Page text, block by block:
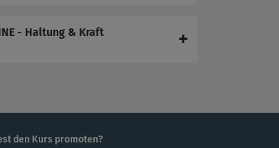
- Haltung & Kraft
✚
den Kurs promoten?